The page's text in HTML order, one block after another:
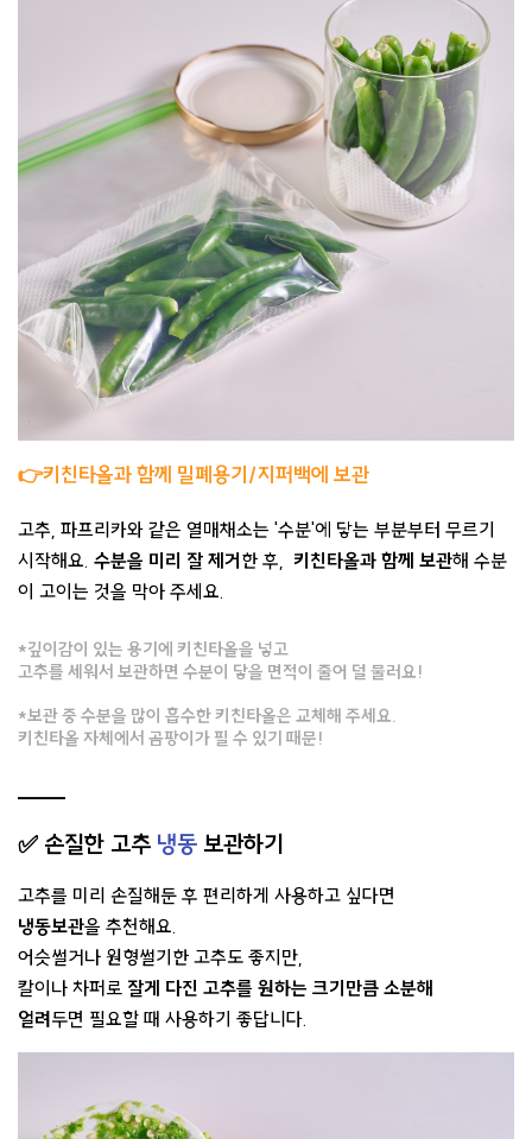
👉키친타올과 함께 밀폐용기/지퍼백에 보관
고추, 파프리카와 같은 열매채소는 '수분'에 닿는 부분부터 무르기
시작해요. 수분을 미리 잘 제거 한 후, 키친타올과 함께 보관해 수분
이 고이는 것을 막아 주세요.
*깊이감이 있는 용기에 키친타올을 넣고
고추를 세워서 보관하면 수분이 닿을 면적이 줄어 덜 물러요!
*보관 중 수분을 많이 흡수한 키친타올은 교체해 주세요.
키친타올 자체에서 곰팡이가 필 수 있기 때문!
✅ 손질한 고추 냉동 보관하기
고추를 미리 손질해둔 후 편리하게 사용하고 싶다면
냉동보관을 추천해요.
어슷썰거나 원형썰기한 고추도 좋지만,
칼이나 차퍼로 잘게 다진 고추를 원하는 크기만큼 소분해
얼려 두면 필요할 때 사용하기 좋답니다.